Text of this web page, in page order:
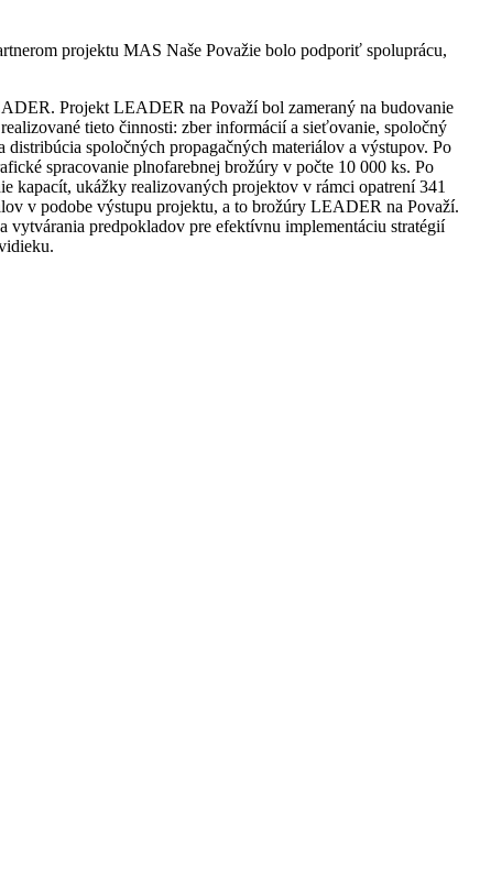
projektu MAS Naše Považie bolo podporiť spoluprácu,
Projekt LEADER na Považí bol zameraný na budovanie
tieto činnosti: zber informácií a sieťovanie, spoločný
spoločných propagačných materiálov a výstupov. Po
spracovanie plnofarebnej brožúry v počte 10 000 ks. Po
kapacít, ukážky realizovaných projektov v rámci opatrení 341
v podobe výstupu projektu, a to brožúry LEADER na Považí.
predpokladov pre efektívnu implementáciu stratégií